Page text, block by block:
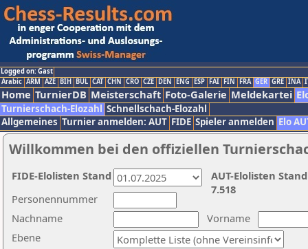
Logged on: Gast
Arabic ARM AZE BIH BUL CAT CHN CRO CZE DEN ENG ESP FAI FIN FRA GER GRE INA
Home TurnierDB Meisterschaft Foto-Galerie Meldekartei
Turnierschach-Elozahl Schnellschach-Elozahl
Allgemeines Turnier anmelden: AUT FIDE Spieler anmelden Elo
Willkommen bei den offiziellen
Nachname
Vorname
Ebene
Personennummer
AUT-Elolisten
7.518
FIDE-Elolisten Stand